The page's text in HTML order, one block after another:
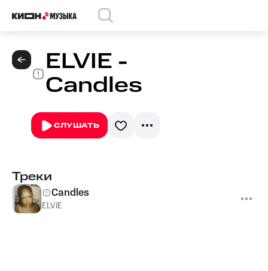
ELVIE -
Candles
СЛУШАТЬ
Треки
Candles
ELVIE